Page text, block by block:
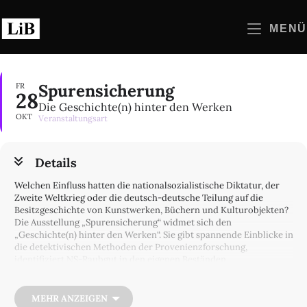
Inhalt
springen
MENÜ
FR
28
OKT
Spurensicherung
Die Geschichte(n) hinter den Werken
Veranstaltungsart
Details
Welchen Einfluss hatten die nationalsozialistische Diktatur, der
Zweite Weltkrieg oder die deutsch-deutsche Teilung auf die
Besitzgeschichte von Kunstwerken, Büchern und Kulturobjekten?
Die Ausstellung „Spurensicherung“ widmet sich den
„Geschichte(n) hinter den Werken“. Sie gibt spannende Einblicke in
die detektivischen Methoden der Provenienzforschung,
verlorenen Sammlungen der Preußischen Akademie oder die
kritische Auseinandersetzung mit den Bemühungen der DDR, in
MEHR ANZEIGEN